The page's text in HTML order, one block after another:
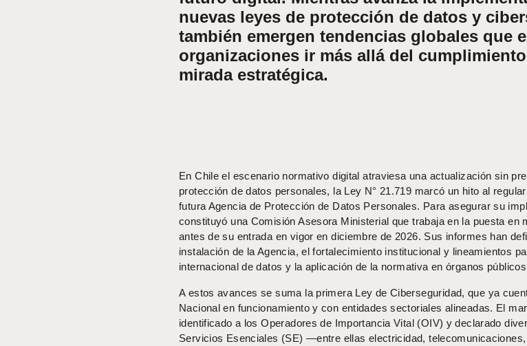
nuevas leyes de protección de datos y
también emergen tendencias globales que
organizaciones ir más allá del
mirada estratégica.
En Chile el escenario normativo digital atraviesa una actualización sin
protección de datos personales, la Ley N° 21.719 marcó un hito al
futura Agencia de Protección de Datos Personales. Para asegurar su
constituyó una Comisión Asesora Ministerial que trabaja en la puesta en
antes de su entrada en vigor en diciembre de 2026. Sus informes han
instalación de la Agencia, el fortalecimiento institucional y lineamientos
internacional de datos y la aplicación de la normativa en órganos
A estos avances se suma la primera Ley de Ciberseguridad, que ya
Nacional en funcionamiento y con entidades sectoriales alineadas. El
identificado a los Operadores de Importancia Vital (OIV) y declarado
Servicios Esenciales (SE) —entre ellas electricidad,